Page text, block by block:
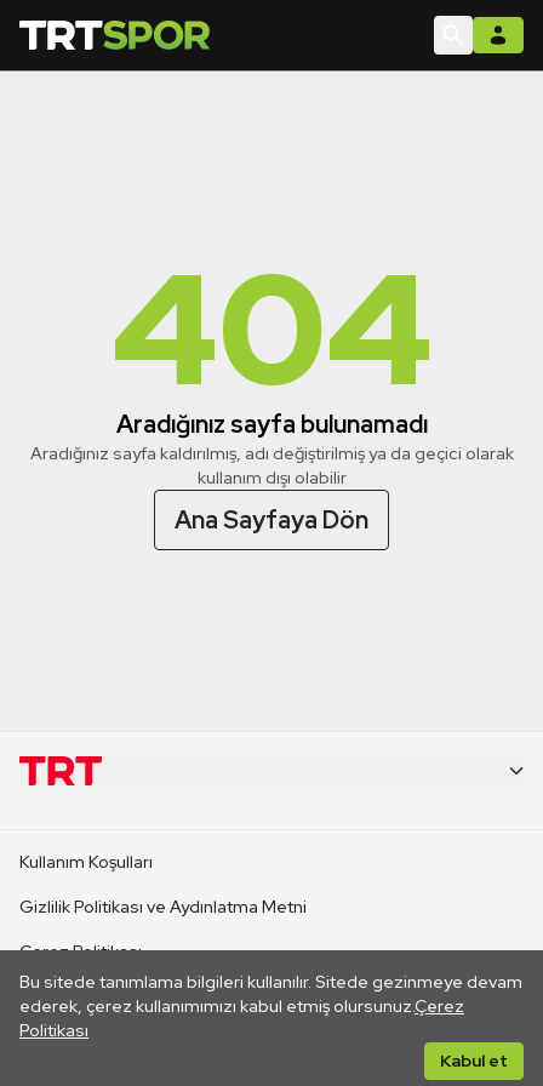
404
Aradığınız sayfa bulunamadı
Aradığınız sayfa kaldırılmış, adı değiştirilmiş ya da geçici olarak
kullanım dışı olabilir
Ana Sayfaya Dön
Bu sitede tanımlama bilgileri kullanılır. Sitede gezinmeye devam
ederek, çerez kullanımımızı kabul etmiş olursunuz.Çerez
Politikası
Kabul et
CANLI YAYINLAR
Kullanım Koşulları
Gizlilik Politikası ve Aydınlatma Metni
Çerez Politikası
İletişim
Her hakkı saklıdır. ©2026 TRT. Bağlantı yoluyla gidilen dış